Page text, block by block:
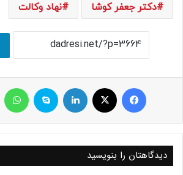
دکتر جعفر کوشا
نهاد وکالت
فیسبوک ایکس لینکداین اسکایپ
دیدگاهتان را بنویسید